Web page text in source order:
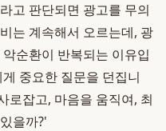
고 판단되면 광고를 무의
는 계속해서 오르는데, 광
순환이 반복되는 이유입
중요한 질문을 던집니
로잡고, 마음을 움직여, 최
을까?'